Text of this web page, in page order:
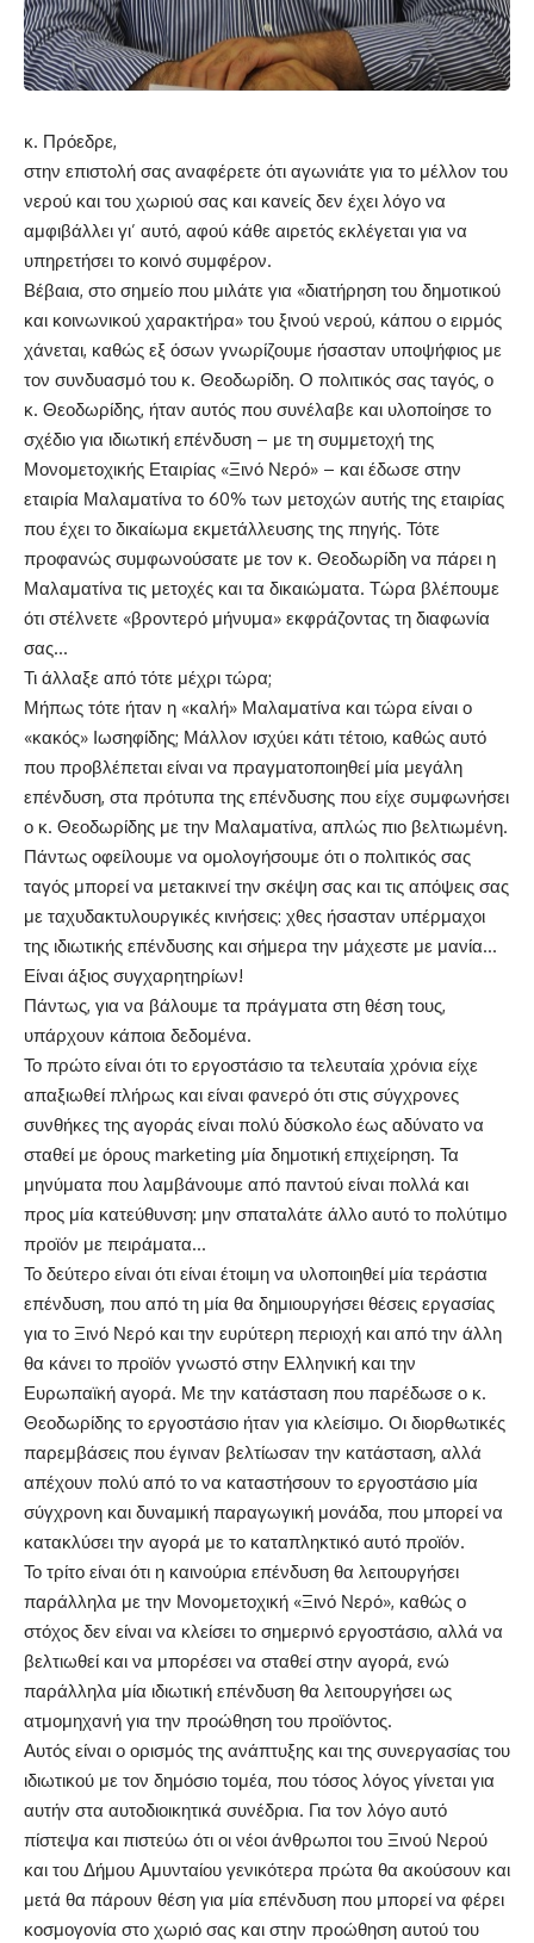
κ. Πρόεδρε,
στην επιστολή σας αναφέρετε ότι αγωνιάτε για το μέλλον του
νερού και του χωριού σας και κανείς δεν έχει λόγο να
αμφιβάλλει γι’ αυτό, αφού κάθε αιρετός εκλέγεται για να
υπηρετήσει το κοινό συμφέρον.
Βέβαια, στο σημείο που μιλάτε για «διατήρηση του δημοτικού
και κοινωνικού χαρακτήρα» του ξινού νερού, κάπου ο ειρμός
χάνεται, καθώς εξ όσων γνωρίζουμε ήσασταν υποψήφιος με
τον συνδυασμό του κ. Θεοδωρίδη. Ο πολιτικός σας ταγός, ο
κ. Θεοδωρίδης, ήταν αυτός που συνέλαβε και υλοποίησε το
σχέδιο για ιδιωτική επένδυση – με τη συμμετοχή της
Μονομετοχικής Εταιρίας «Ξινό Νερό» – και έδωσε στην
εταιρία Μαλαματίνα το 60% των μετοχών αυτής της εταιρίας
που έχει το δικαίωμα εκμετάλλευσης της πηγής. Τότε
προφανώς συμφωνούσατε με τον κ. Θεοδωρίδη να πάρει η
Μαλαματίνα τις μετοχές και τα δικαιώματα. Τώρα βλέπουμε
ότι στέλνετε «βροντερό μήνυμα» εκφράζοντας τη διαφωνία
σας…
Τι άλλαξε από τότε μέχρι τώρα;
Μήπως τότε ήταν η «καλή» Μαλαματίνα και τώρα είναι ο
«κακός» Ιωσηφίδης; Μάλλον ισχύει κάτι τέτοιο, καθώς αυτό
που προβλέπεται είναι να πραγματοποιηθεί μία μεγάλη
επένδυση, στα πρότυπα της επένδυσης που είχε συμφωνήσει
ο κ. Θεοδωρίδης με την Μαλαματίνα, απλώς πιο βελτιωμένη.
Πάντως οφείλουμε να ομολογήσουμε ότι ο πολιτικός σας
ταγός μπορεί να μετακινεί την σκέψη σας και τις απόψεις σας
με ταχυδακτυλουργικές κινήσεις: χθες ήσασταν υπέρμαχοι
της ιδιωτικής επένδυσης και σήμερα την μάχεστε με μανία…
Είναι άξιος συγχαρητηρίων!
Πάντως, για να βάλουμε τα πράγματα στη θέση τους,
υπάρχουν κάποια δεδομένα.
Το πρώτο είναι ότι το εργοστάσιο τα τελευταία χρόνια είχε
απαξιωθεί πλήρως και είναι φανερό ότι στις σύγχρονες
συνθήκες της αγοράς είναι πολύ δύσκολο έως αδύνατο να
σταθεί με όρους marketing μία δημοτική επιχείρηση. Τα
μηνύματα που λαμβάνουμε από παντού είναι πολλά και
προς μία κατεύθυνση: μην σπαταλάτε άλλο αυτό το πολύτιμο
προϊόν με πειράματα…
Το δεύτερο είναι ότι είναι έτοιμη να υλοποιηθεί μία τεράστια
επένδυση, που από τη μία θα δημιουργήσει θέσεις εργασίας
για το Ξινό Νερό και την ευρύτερη περιοχή και από την άλλη
θα κάνει το προϊόν γνωστό στην Ελληνική και την
Ευρωπαϊκή αγορά. Με την κατάσταση που παρέδωσε ο κ.
Θεοδωρίδης το εργοστάσιο ήταν για κλείσιμο. Οι διορθωτικές
παρεμβάσεις που έγιναν βελτίωσαν την κατάσταση, αλλά
απέχουν πολύ από το να καταστήσουν το εργοστάσιο μία
σύγχρονη και δυναμική παραγωγική μονάδα, που μπορεί να
κατακλύσει την αγορά με το καταπληκτικό αυτό προϊόν.
Το τρίτο είναι ότι η καινούρια επένδυση θα λειτουργήσει
παράλληλα με την Μονομετοχική «Ξινό Νερό», καθώς ο
στόχος δεν είναι να κλείσει το σημερινό εργοστάσιο, αλλά να
βελτιωθεί και να μπορέσει να σταθεί στην αγορά, ενώ
παράλληλα μία ιδιωτική επένδυση θα λειτουργήσει ως
ατμομηχανή για την προώθηση του προϊόντος.
Αυτός είναι ο ορισμός της ανάπτυξης και της συνεργασίας του
ιδιωτικού με τον δημόσιο τομέα, που τόσος λόγος γίνεται για
αυτήν στα αυτοδιοικητικά συνέδρια. Για τον λόγο αυτό
πίστεψα και πιστεύω ότι οι νέοι άνθρωποι του Ξινού Νερού
και του Δήμου Αμυνταίου γενικότερα πρώτα θα ακούσουν και
μετά θα πάρουν θέση για μία επένδυση που μπορεί να φέρει
κοσμογονία στο χωριό σας και στην προώθηση αυτού του